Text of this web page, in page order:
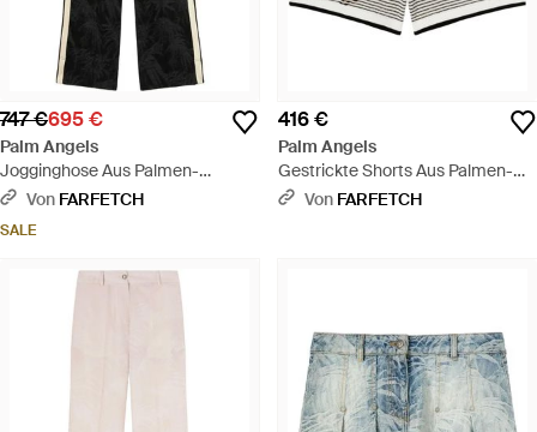
747 €695 €
Palm Angels
Jogginghose Aus Palmen-
Jacquard - Schwarz
Von FARFETCH
SALE
416 €
Palm Angels
Gestrickte Shorts Aus Palmen-
Jacquard - Grau
Von FARFETCH